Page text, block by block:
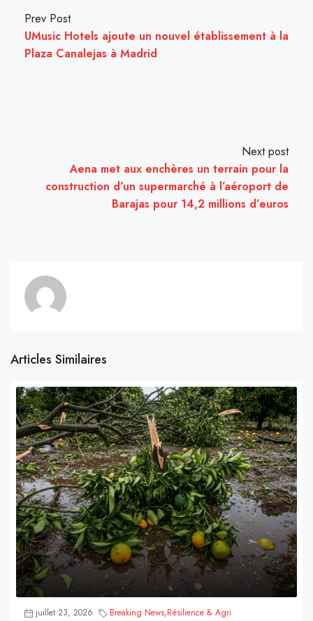
Prev Post
UMusic Hotels ajoute un nouvel établissement à la
Plaza Canalejas à Madrid
Next post
Aena met aux enchères un terrain pour la
construction d’un supermarché à l’aéroport de
Barajas pour 14,2 millions d’euros
Articles Similaires
juillet 23, 2026 Breaking News,Résilience & Agri